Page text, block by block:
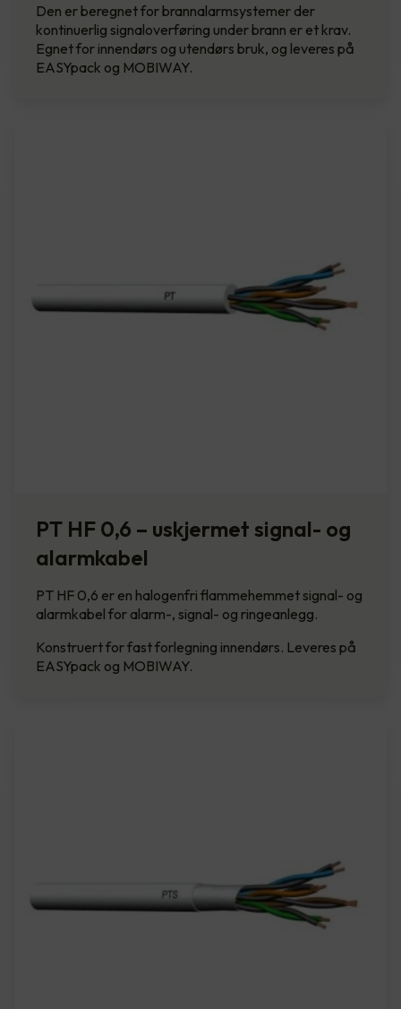
Den er beregnet for brannalarmsystemer der
kontinuerlig signaloverføring under brann er et krav.
Egnet for innendørs og utendørs bruk, og leveres på
EASYpack og MOBIWAY.
PT HF 0,6 – uskjermet signal- og
alarmkabel
PT HF 0,6 er en halogenfri flammehemmet signal- og
alarmkabel for alarm-, signal- og ringeanlegg.
Konstruert for fast forlegning innendørs. Leveres på
EASYpack og MOBIWAY.